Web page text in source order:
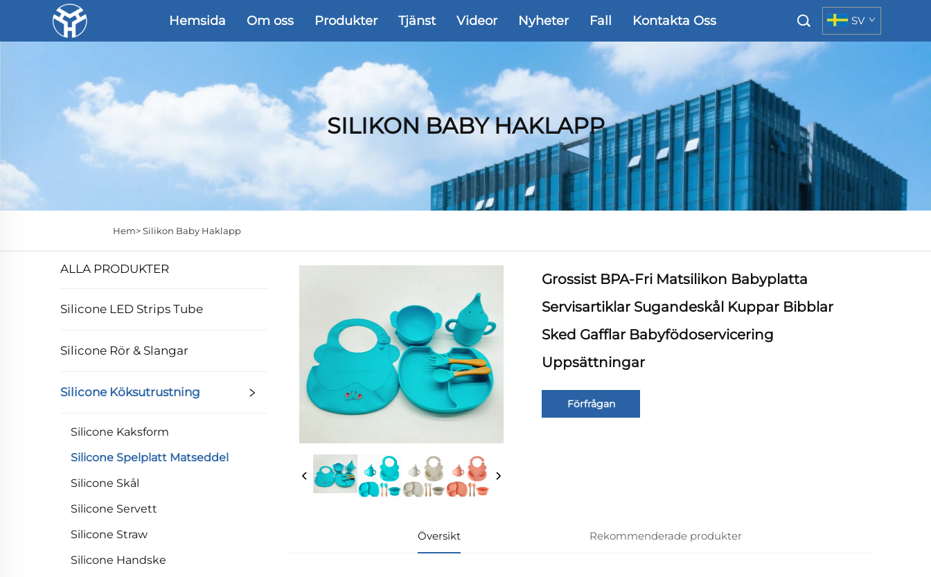
Hemsida Om oss Produkter Tjänst Videor Nyheter Fall Kontakta Oss SV
SILIKON BABY HAKLAPP
Hem>Silikon Baby Haklapp
ALLA PRODUKTER
Silicone LED Strips Tube
Silicone Rör & Slangar
Silicone Köksutrustning
Silicone Kaksform
Silicone Spelplatt Matseddel
Silicone Skål
Silicone Servett
Silicone Straw
Silicone Handske
Grossist BPA-Fri Matsilikon Babyplatta
Servisartiklar Sugandeskål Kuppar Bibblar
Sked Gafflar Babyfödoservicering
Uppsättningar
Förfrågan
Översikt Rekommenderade produkter